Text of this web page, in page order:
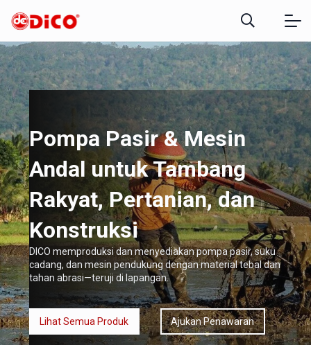
Pompa Pasir & Mesin
Andal untuk Tambang
Rakyat, Pertanian, dan
Konstruksi
DICO memproduksi dan menyediakan pompa pasir, suku
cadang, dan mesin pendukung dengan material tebal dan
tahan abrasi—teruji di lapangan.
Lihat Semua Produk Ajukan Penawaran